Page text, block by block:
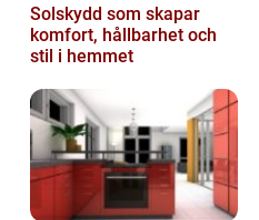
Solskydd som skapar
komfort, hållbarhet och
stil i hemmet